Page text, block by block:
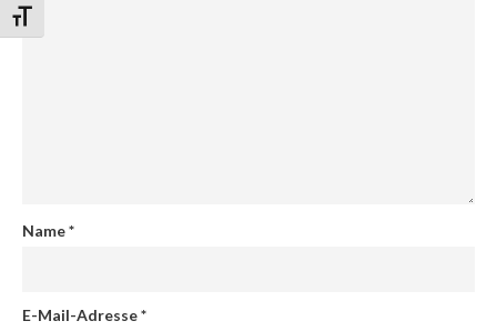
Schrift vergrößern
Name*
E-Mail-Adresse*